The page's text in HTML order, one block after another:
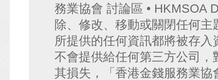
務業協會 討論區 • HKMSOA
除、修改、移動或關閉任何
所提供的任何資訊都將被存
不會提供給任何第三方公司
其損失，「香港金錢服務業